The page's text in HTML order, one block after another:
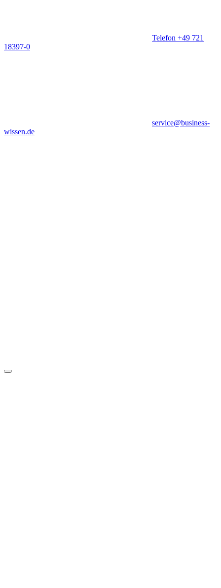
Telefon +49 721
18397-0
service@business-
wissen.de